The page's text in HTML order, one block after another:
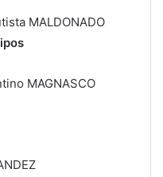
MALDONADO
MAGNASCO